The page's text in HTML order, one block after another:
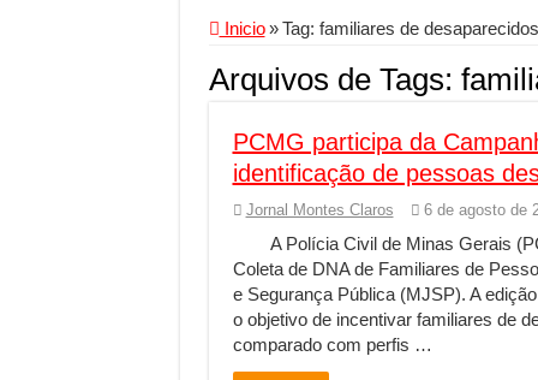
Conheça a melhor
Mais da metade
Comércio Interativo
PF e Emissoras
De economista a
Marcenaria sob
Do estudo à
Tomada de decisão
Inicio » Tag: familiares de desaparecidos
Arquivos de Tags:
PCMG participa da
identificação de pessoas
Jornal Montes Claros 6 de agosto de
A Polícia Civil de Minas Gerais
Coleta de DNA de Familiares de
e Segurança Pública (MJSP). A
o objetivo de incentivar familiares de
comparado com perfis …